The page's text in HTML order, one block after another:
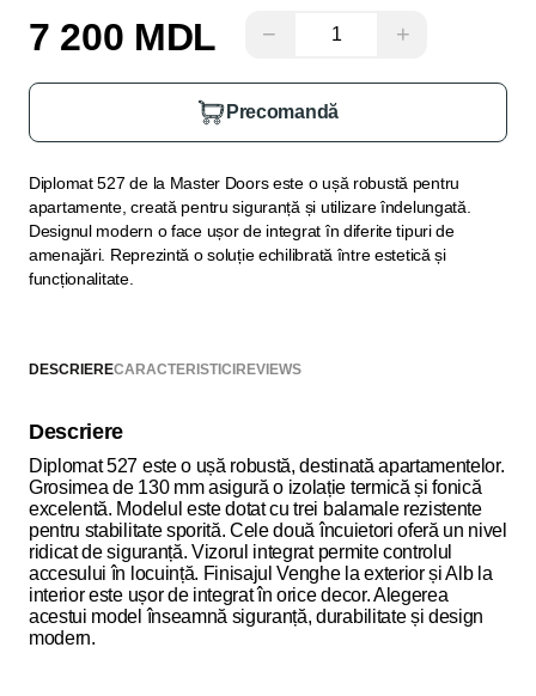
7 200 MDL − +
Precomandă
Diplomat 527 de la Master Doors este o ușă robustă pentru
apartamente, creată pentru siguranță și utilizare îndelungată.
Designul modern o face ușor de integrat în diferite tipuri de
amenajări. Reprezintă o soluție echilibrată între estetică și
funcționalitate.
DESCRIERECARACTERISTICI REVIEWS
Descriere
Diplomat 527 este o ușă robustă, destinată apartamentelor.
Grosimea de 130 mm asigură o izolație termică și fonică
excelentă. Modelul este dotat cu trei balamale rezistente
pentru stabilitate sporită. Cele două încuietori oferă un nivel
ridicat de siguranță. Vizorul integrat permite controlul
accesului în locuință. Finisajul Venghe la exterior și Alb la
interior este ușor de integrat în orice decor. Alegerea
acestui model înseamnă siguranță, durabilitate și design
modern.